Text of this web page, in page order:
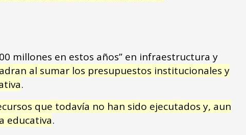
millones en estos años” en infraestructura y
al sumar los presupuestos institucionales y
.
que todavía no han sido ejecutados y, aun
educativa.